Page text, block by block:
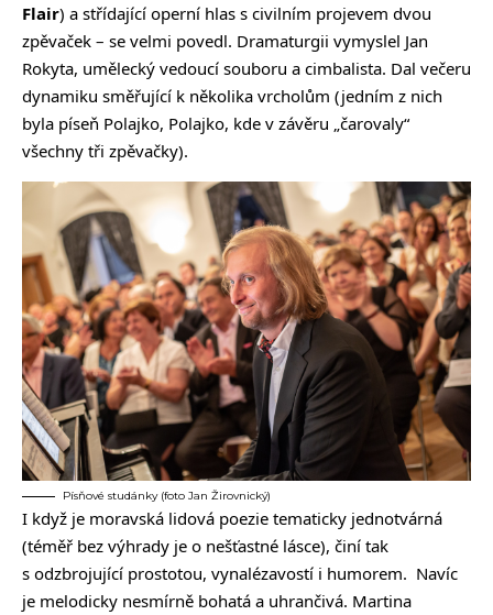
Flair) a střídající operní hlas s civilním projevem dvou
zpěvaček – se velmi povedl. Dramaturgii vymyslel Jan
Rokyta, umělecký vedoucí souboru a cimbalista. Dal večeru
dynamiku směřující k několika vrcholům (jedním z nich
byla píseň Polajko, Polajko, kde v závěru „čarovaly“
všechny tři zpěvačky).
Písňové studánky (foto Jan Žirovnický)
I když je moravská lidová poezie tematicky jednotvárná
(téměř bez výhrady je o nešťastné lásce), činí tak
s odzbrojující prostotou, vynalézavostí i humorem. Navíc
je melodicky nesmírně bohatá a uhrančivá. Martina